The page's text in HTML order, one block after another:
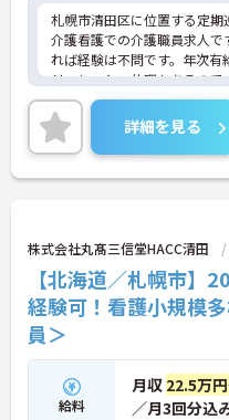
札幌市清田区に位置する定
介護看護での介護職員求人で
れば経験は不問です。年次有
リフレッシュ休暇もあるの
取りながら働くことができま
は、面接対策ポイント等、さ
すのでお気軽にご相談くださ
詳細を見る
株式会社丸髙三信堂HACC清田
【北海道／札幌市
経験可！看護小規模
員＞
給料
月収 22.5万
／月3回分込